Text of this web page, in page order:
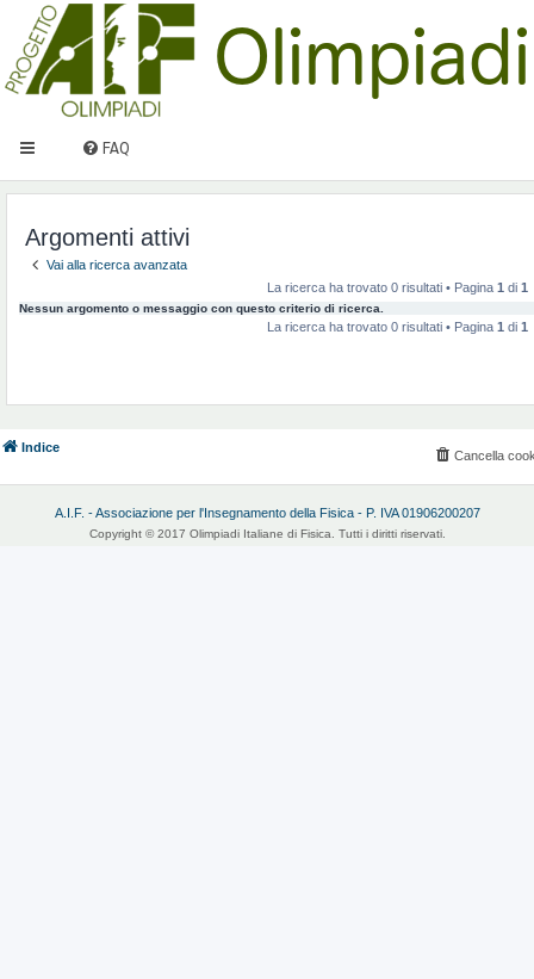
FAQ
Argomenti attivi
Vai alla ricerca avanzata
La ricerca ha trovato 0 risultati • Pagina 1 di 1
Nessun argomento o messaggio con questo criterio di ricerca.
La ricerca ha trovato 0 risultati • Pagina 1 di 1
Indice
Cancella
A.I.F. - Associazione per l'Insegnamento della Fisica - P. IVA 01906200207
Copyright © 2017 Olimpiadi Italiane di Fisica. Tutti i diritti riservati.